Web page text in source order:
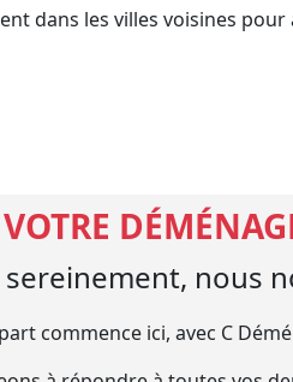
dans les villes voisines
VOTRE
sereinement, nous
commence ici, avec C